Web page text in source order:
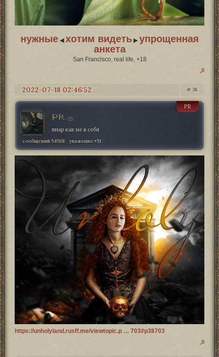
нужные◀хотим видеть▶ упрощенная
анкета
San Francisco, real life, +18
0
38
2022-07-18 02:46:52
PR
PR
пиар как не в себя
сообщений:54568 уважение:+51
https://unholyland.rusff.me/viewtopic.p … 703#p38703
0